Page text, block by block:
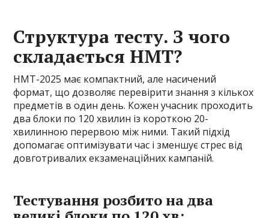
Структура тесту. З чого
складається НМТ?
НМТ-2025 має компактний, але насичений
формат, що дозволяє перевірити знання з кількох
предметів в один день. Кожен учасник проходить
два блоки по 120 хвилин із короткою 20-
хвилинною перервою між ними. Такий підхід
допомагає оптимізувати час і зменшує стрес від
довготривалих екзаменаційних кампаній.
Тестування розбито на два